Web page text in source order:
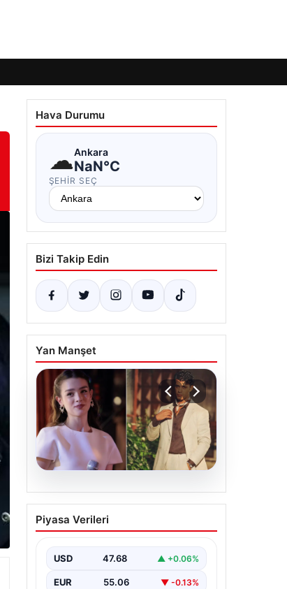
Hava Durumu
☁Ankara
NaN°C
ŞEHIR SEÇ
Bizi Takip Edin
Yan Manşet
05.08.2026
‘Yeraltı’ dizisinde şok
olay! Babası suç
‘Kızımla reşit olmadığı
halde…’
Piyasa Verileri
USD 47.68 ▲ +0.06%
EUR 55.06 ▼ -0.13%